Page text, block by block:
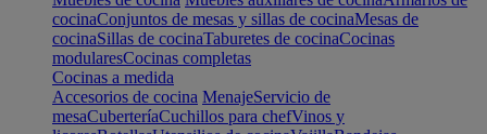
cocinaConjuntos de mesas y sillas de cocinaMesas de
cocinaSillas de cocinaTaburetes de cocinaCocinas
modularesCocinas completas
Cocinas a medida
Accesorios de cocina MenajeServicio de
mesaCuberteríaCuchillos para chefVinos y